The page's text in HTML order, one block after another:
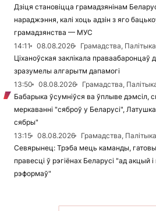
Дзіця становіцца грамадзянінам
нараджэння, калі хоць адзін з яго
грамадзянства — МУС
14:11
08.08.2026
Грамадства, Палітыка
Ціханоўская заклікала праваабаронцаў
зразумелы алгарытм дапамогі
13:50
08.08.2026
Грамадства,
Бабарыка ўсумніўся ва ўплыве дэмсіл,
меркаванні "сяброў у Беларусі",
сябры"
13:15
08.08.2026
Грамадства, Палітыка
Севярынец: Трэба мець каманды,
правесці ў рэгіёнах Беларусі "ад акцый
рэформаў"